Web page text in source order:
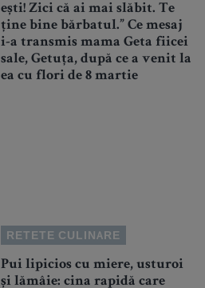
ești! Zici că ai mai slăbit. Te
ține bine bărbatul.” Ce mesaj
i-a transmis mama Geta fiicei
sale, Getuța, după ce a venit la
ea cu flori de 8 martie
RETETE CULINARE
Pui lipicios cu miere, usturoi
și lămâie: cina rapidă care